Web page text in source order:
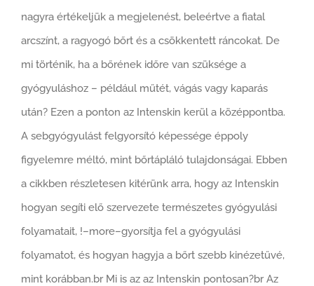
nagyra értékeljük a megjelenést, beleértve a fiatal
arcszínt, a ragyogó bőrt és a csökkentett ráncokat. De
mi történik, ha a bőrének időre van szüksége a
gyógyuláshoz – például műtét, vágás vagy kaparás
után? Ezen a ponton az Intenskin kerül a középpontba.
A sebgyógyulást felgyorsító képessége éppoly
figyelemre méltó, mint bőrtápláló tulajdonságai. Ebben
a cikkben részletesen kitérünk arra, hogy az Intenskin
hogyan segíti elő szervezete természetes gyógyulási
folyamatait, !–more–gyorsítja fel a gyógyulási
folyamatot, és hogyan hagyja a bőrt szebb kinézetűvé,
mint korábban.br Mi is az az Intenskin pontosan?br Az